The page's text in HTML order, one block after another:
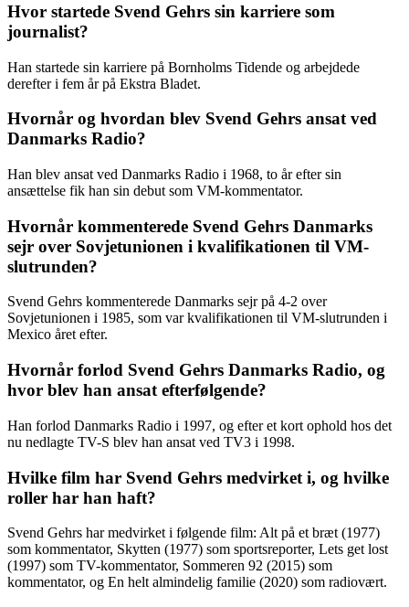
Hvor startede Svend Gehrs sin karriere som
journalist?
Han startede sin karriere på Bornholms Tidende og arbejdede
derefter i fem år på Ekstra Bladet.
Hvornår og hvordan blev Svend Gehrs ansat ved
Danmarks Radio?
Han blev ansat ved Danmarks Radio i 1968, to år efter sin
ansættelse fik han sin debut som VM-kommentator.
Hvornår kommenterede Svend Gehrs Danmarks
sejr over Sovjetunionen i kvalifikationen til VM-
slutrunden?
Svend Gehrs kommenterede Danmarks sejr på 4-2 over
Sovjetunionen i 1985, som var kvalifikationen til VM-slutrunden i
Mexico året efter.
Hvornår forlod Svend Gehrs Danmarks Radio, og
hvor blev han ansat efterfølgende?
Han forlod Danmarks Radio i 1997, og efter et kort ophold hos det
nu nedlagte TV-S blev han ansat ved TV3 i 1998.
Hvilke film har Svend Gehrs medvirket i, og hvilke
roller har han haft?
Svend Gehrs har medvirket i følgende film: Alt på et bræt (1977)
som kommentator, Skytten (1977) som sportsreporter, Lets get lost
(1997) som TV-kommentator, Sommeren 92 (2015) som
kommentator, og En helt almindelig familie (2020) som radiovært.